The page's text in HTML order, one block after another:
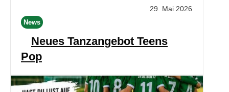
29. Mai 2026
News
Neues Tanzangebot Teens
Pop